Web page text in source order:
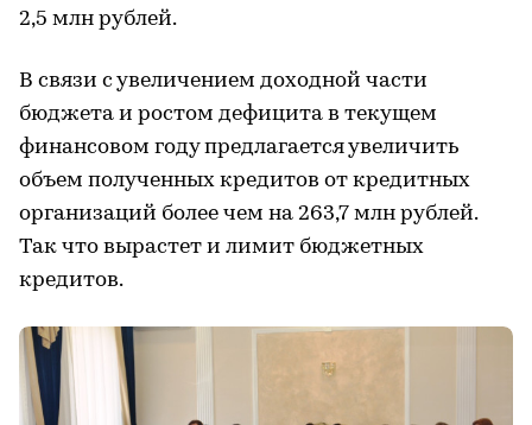
2,5 млн рублей.
В связи с увеличением доходной части
бюджета и ростом дефицита в текущем
финансовом году предлагается увеличить
объем полученных кредитов от кредитных
организаций более чем на 263,7 млн рублей.
Так что вырастет и лимит бюджетных
кредитов.